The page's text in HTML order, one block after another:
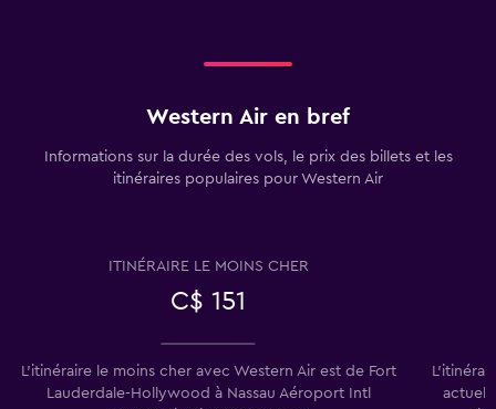
Western Air en bref
Informations sur la durée des vols, le prix des billets et les
itinéraires populaires pour Western Air
ITINÉRAIRE LE MOINS CHER
C$ 151
L'itinéraire le moins cher avec Western Air est de Fort
Lauderdale-Hollywood à Nassau Aéroport Intl